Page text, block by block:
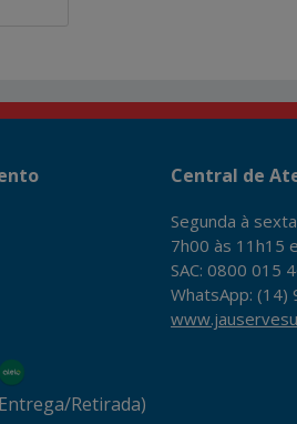
Retirada)
Central de
Segunda à
7h00 às 11h15
SAC: 0800 015
WhatsApp: (14)